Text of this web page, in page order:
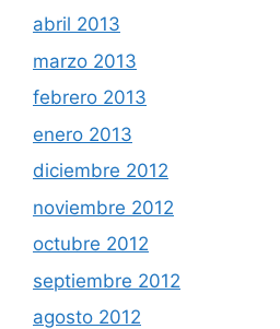
abril 2013
marzo 2013
febrero 2013
enero 2013
diciembre 2012
noviembre 2012
octubre 2012
septiembre 2012
agosto 2012